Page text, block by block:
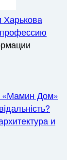
Харькова
«Мамин Дом»
и